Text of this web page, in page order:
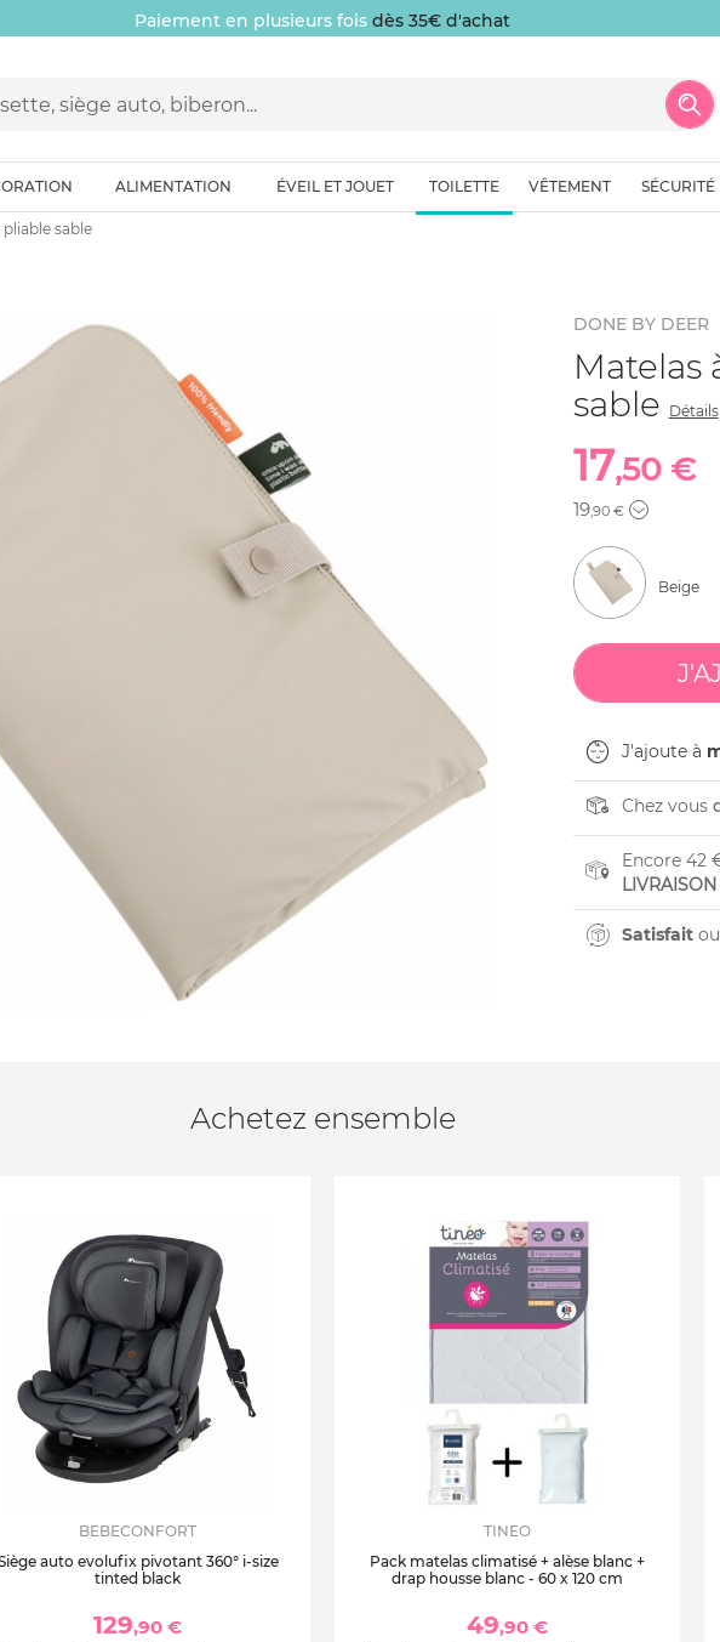
Paiement en plusieurs fois dès 35€ d'achat
ALIMENTATION ÉVEIL ET JOUET TOILETTE VÊTEMENT SÉCURITÉ
sable
DONE BY DEER
Matelas
sable Détails
17,50 €
19,90 €
Beige
J'ajoute à
Chez vous
Encore 42
Satisfaitou
Achetez ensemble
BEBECONFORT
auto evolufix pivotant 360° i-size
tinted black
129,90 €
TINEO
Pack matelas climatisé + alèse blanc +
drap housse blanc - 60 x 120 cm
49,90 €